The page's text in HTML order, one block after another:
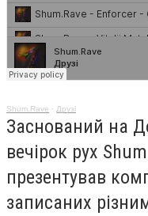
Shum.Rave · Друзі
Заснований на
вечірок рух
презентував
записаних